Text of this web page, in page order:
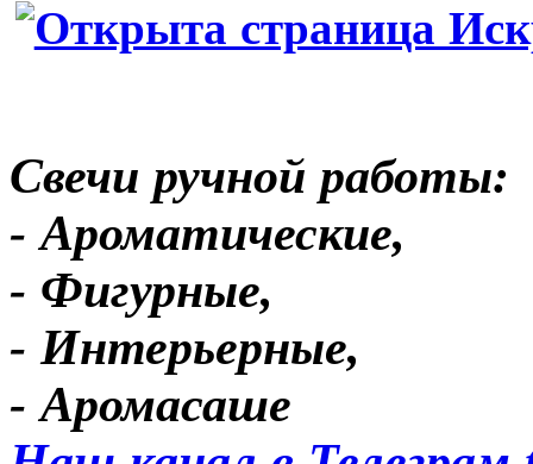
Свечи ручной работы:
- Ароматические,
- Фигурные,
- Интерьерные,
- Аромасаше